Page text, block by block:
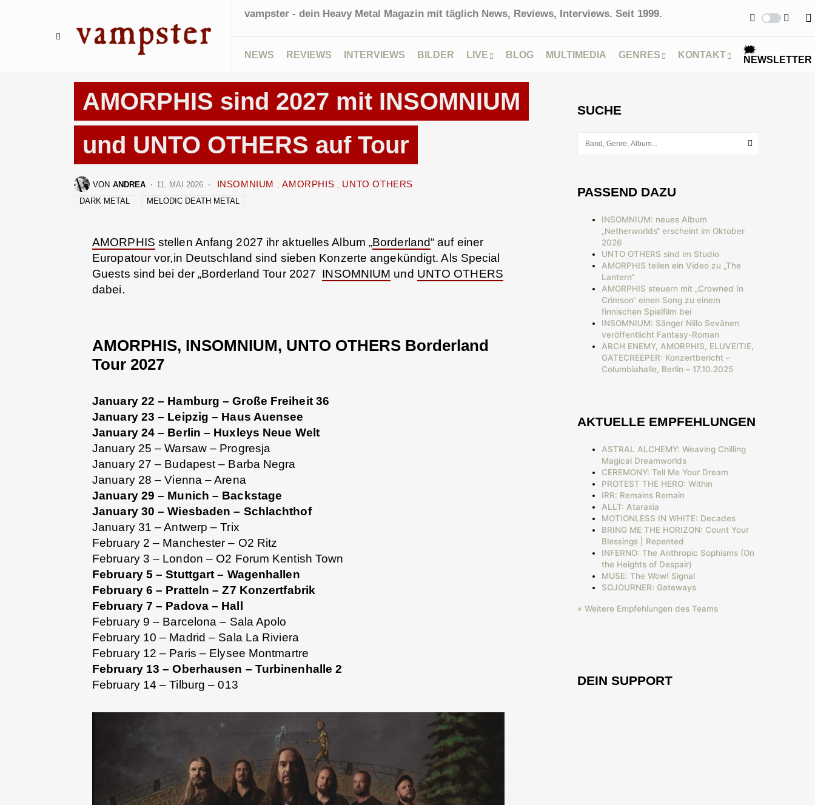
vampster - dein Heavy Metal Magazin mit täglich News, Reviews, Interviews. Seit 1999.
NEWS REVIEWS INTERVIEWS BILDER LIVE BLOG MULTIMEDIA GENRES KONTAKT
🗯
NEWSLETTER
TOURDATEN & FESTIVALS
AMORPHIS sind 2027 mit INSOMNIUM
und UNTO OTHERS auf Tour
VON ANDREA 11. MAI 2026 INSOMNIUM AMORPHIS UNTO OTHERS
DARK METAL MELODIC DEATH METAL
AMORPHIS stellen Anfang 2027 ihr aktuelles Album „Borderland“ auf einer
Europatour vor,in Deutschland sind sieben Konzerte angekündigt. Als Special
Guests sind bei der „Borderland Tour 2027 INSOMNIUM und UNTO OTHERS
dabei.
AMORPHIS, INSOMNIUM, UNTO OTHERS Borderland
Tour 2027
January 22 – Hamburg – Große Freiheit 36
January 23 – Leipzig – Haus Auensee
January 24 – Berlin – Huxleys Neue Welt
January 25 – Warsaw – Progresja
January 27 – Budapest – Barba Negra
January 28 – Vienna – Arena
January 29 – Munich – Backstage
January 30 – Wiesbaden – Schlachthof
January 31 – Antwerp – Trix
February 2 – Manchester – O2 Ritz
February 3 – London – O2 Forum Kentish Town
February 5 – Stuttgart – Wagenhallen
February 6 – Pratteln – Z7 Konzertfabrik
February 7 – Padova – Hall
February 9 – Barcelona – Sala Apolo
February 10 – Madrid – Sala La Riviera
February 12 – Paris – Elysee Montmartre
February 13 – Oberhausen – Turbinenhalle 2
February 14 – Tilburg – 013
SUCHE
PASSEND DAZU
INSOMNIUM: neues Album
„Netherworlds“ erscheint im Oktober
2026
UNTO OTHERS sind im Studio
AMORPHIS teilen ein Video zu „The
Lantern“
AMORPHIS steuern mit „Crowned In
Crimson“ einen Song zu einem
finnischen Spielfilm bei
INSOMNIUM: Sänger Niilo Sevänen
veröffentlicht Fantasy-Roman
ARCH ENEMY, AMORPHIS, ELUVEITIE,
GATECREEPER: Konzertbericht –
Columbiahalle, Berlin – 17.10.2025
AKTUELLE EMPFEHLUNGEN
ASTRAL ALCHEMY: Weaving Chilling
Magical Dreamworlds
CEREMONY: Tell Me Your Dream
PROTEST THE HERO: Within
IRR: Remains Remain
ALLT: Ataraxia
MOTIONLESS IN WHITE: Decades
BRING ME THE HORIZON: Count Your
Blessings | Repented
INFERNO: The Anthropic Sophisms (On
the Heights of Despair)
MUSE: The Wow! Signal
SOJOURNER: Gateways
» Weitere Empfehlungen des Teams
DEIN SUPPORT